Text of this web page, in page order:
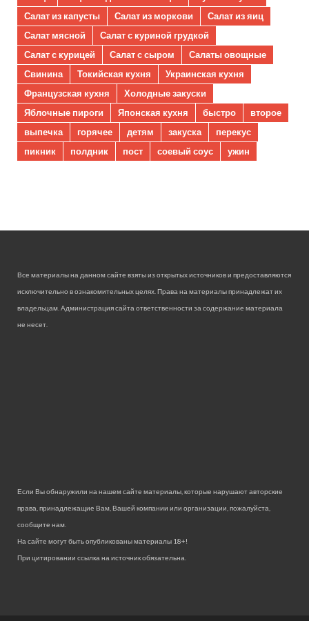
Салат из капусты
Салат из моркови
Салат из яиц
Салат мясной
Салат с куриной грудкой
Салат с курицей
Салат с сыром
Салаты овощные
Свинина
Токийская кухня
Украинская кухня
Французская кухня
Холодные закуски
Яблочные пироги
Японская кухня быстро
второе
выпечка
горячее детям закуска
перекус
пикник
полдник пост соевый соус ужин
Все материалы на данном сайте взяты из открытых источников и предоставляются
исключительно в ознакомительных целях. Права на материалы принадлежат их
владельцам. Администрация сайта ответственности за содержание материала
не несет.
Если Вы обнаружили на нашем сайте материалы, которые нарушают авторские
права, принадлежащие Вам, Вашей компании или организации, пожалуйста,
сообщите нам.
На сайте могут быть опубликованы материалы 18+!
При цитировании ссылка на источник обязательна.